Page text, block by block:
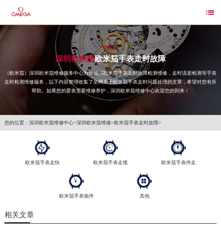

欧米茄
深圳欧米茄欧米茄手表走时故障
（欧米茄）深圳欧米茄维修服务中心为您提供欧米茄手表走时故障检测维修，走时误差检测等手表
走时检测维修服务，以下内容整理收集了全网关于欧米茄手表走时问题处理的文章，希望对您有所
帮助。如果您的爱表需要维修养护，深圳欧米茄维修中心欢迎您的到来！
您的位置： 深圳欧米茄维修中心>深圳欧米茄维修>欧米茄手表走时故障>
欧米茄手表走快 欧米茄手表走慢 欧米茄手表停走
欧米茄手表偷停 其他
相关文章